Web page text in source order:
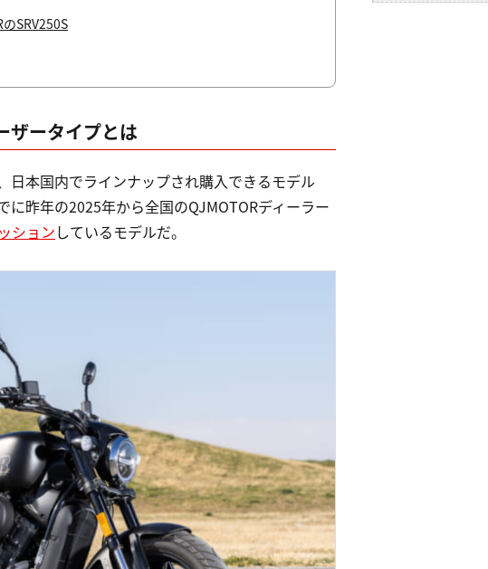
SRV250S
ザータイプとは
日本国内でラインナップされ購入できるモデル
に昨年の2025年から全国のQJMOTORディーラー
ションしているモデルだ。